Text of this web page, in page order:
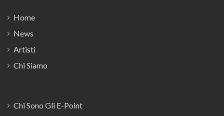
Home
News
Artisti
Chi Siamo
Chi Sono Gli E-Point